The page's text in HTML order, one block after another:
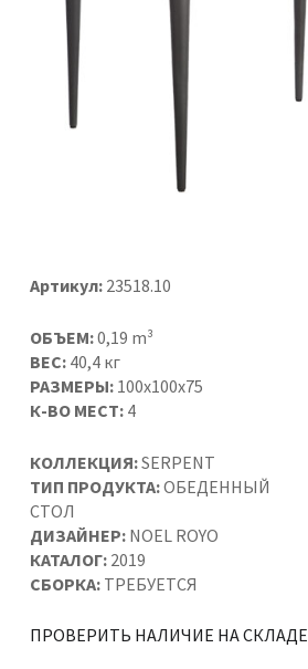
Артикул:23518.10
ОБЪЕМ:0,19 m³
ВЕС: 40,4 кг
РАЗМЕРЫ: 100х100х75
К-ВО МЕСТ: 4
КОЛЛЕКЦИЯ:SERPENT
ТИП ПРОДУКТА:ОБЕДЕННЫЙ
СТОЛ
ДИЗАЙНЕР: NOEL ROYO
КАТАЛОГ: 2019
СБОРКА: ТРЕБУЕТСЯ
ПРОВЕРИТЬ НАЛИЧИЕ НА СКЛАДЕ